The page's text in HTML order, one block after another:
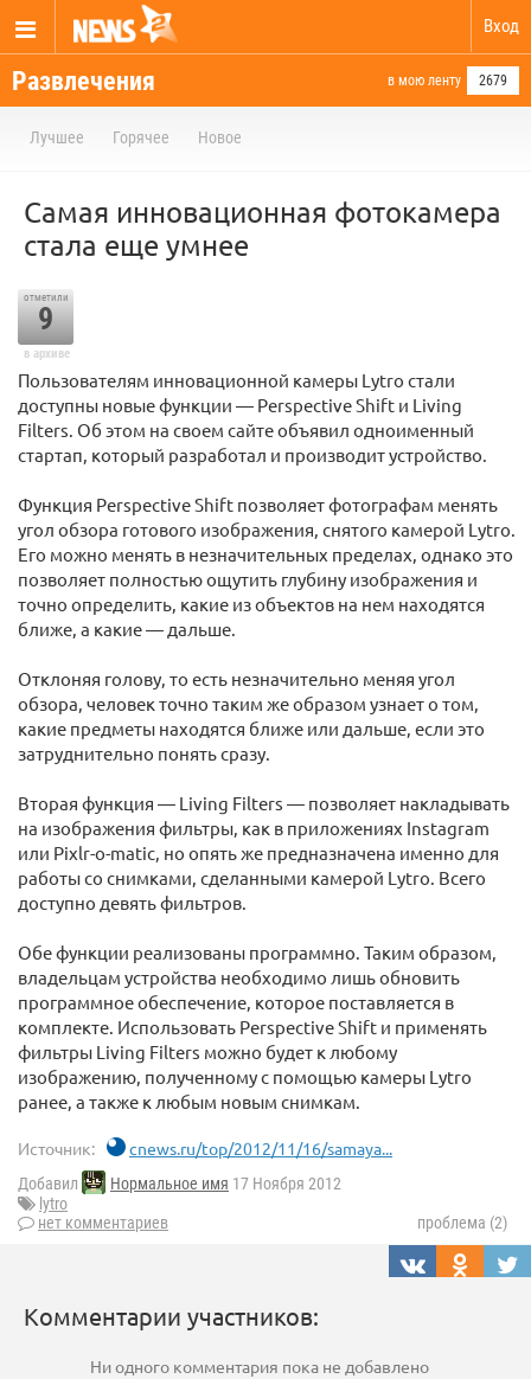
Вход
Развлечения в мою ленту 2679
Лучшее Горячее Новое
Самая инновационная фотокамера
стала еще умнее
отметили
9
в архиве
Пользователям инновационной камеры Lytro стали
доступны новые функции — Perspective Shift и Living
Filters. Об этом на своем сайте объявил одноименный
стартап, который разработал и производит устройство.
Функция Perspective Shift позволяет фотографам менять
угол обзора готового изображения, снятого камерой Lytro.
Его можно менять в незначительных пределах, однако это
позволяет полностью ощутить глубину изображения и
точно определить, какие из объектов на нем находятся
ближе, а какие — дальше.
Отклоняя голову, то есть незначительно меняя угол
обзора, человек точно таким же образом узнает о том,
какие предметы находятся ближе или дальше, если это
затруднительно понять сразу.
Вторая функция — Living Filters — позволяет накладывать
на изображения фильтры, как в приложениях Instagram
или Pixlr-o-matic, но опять же предназначена именно для
работы со снимками, сделанными камерой Lytro. Всего
доступно девять фильтров.
Обе функции реализованы программно. Таким образом,
владельцам устройства необходимо лишь обновить
программное обеспечение, которое поставляется в
комплекте. Использовать Perspective Shift и применять
фильтры Living Filters можно будет к любому
изображению, полученному с помощью камеры Lytro
ранее, а также к любым новым снимкам.
Источник: cnews.ru/top/2012/11/16/samaya...
Добавил Нормальное имя 17 Ноября 2012
lytro
нет комментариев
проблема (2)
Комментарии участников:
Ни одного комментария пока не добавлено